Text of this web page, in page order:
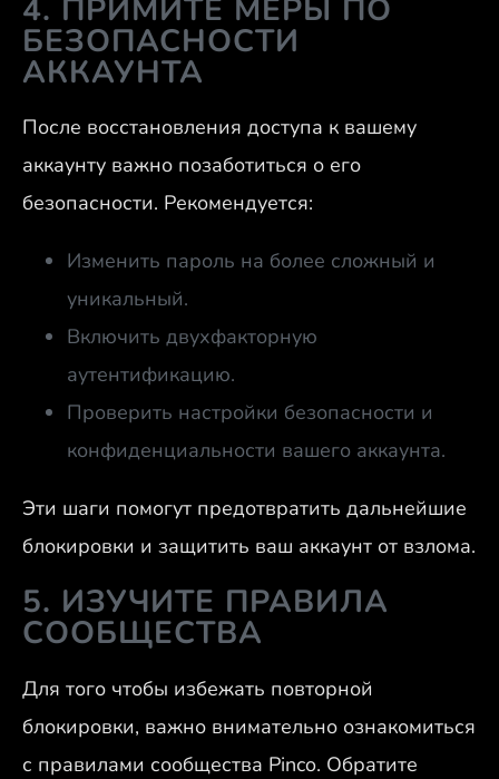
4. ПРИМИТЕ МЕРЫ ПО
БЕЗОПАСНОСТИ
АККАУНТА
После восстановления доступа к вашему
аккаунту важно позаботиться о его
безопасности. Рекомендуется:
Изменить пароль на более сложный и
уникальный.
Включить двухфакторную
аутентификацию.
Проверить настройки безопасности и
конфиденциальности вашего аккаунта.
Эти шаги помогут предотвратить дальнейшие
блокировки и защитить ваш аккаунт от взлома.
5. ИЗУЧИТЕ ПРАВИЛА
СООБЩЕСТВА
Для того чтобы избежать повторной
блокировки, важно внимательно ознакомиться
с правилами сообщества Pinco. Обратите